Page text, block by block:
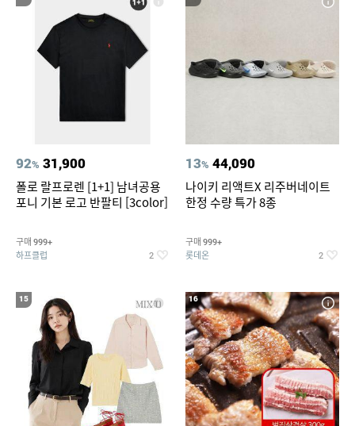
92% 31,900
폴로 랄프로렌 [1+1] 남녀공용
포니 기본 로고 반팔티 [3color]
구매 999+
하프클럽 2
13% 44,090
나이키 리액트X 리주버네이트
한정 수량 특가 8종
구매 999+
롯데온 2
15 16